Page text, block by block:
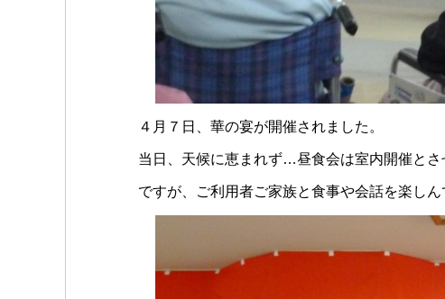
４月７日、華の宴が開催されました。
当日、天候に恵まれず…昼食会は室内開催とさ
ですが、ご利用者ご家族と食事や会話を楽し